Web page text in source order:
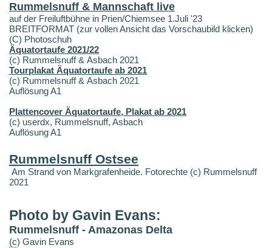
Rummelsnuff & Mannschaft live
auf der Freiluftbühne in Prien/Chiemsee 1.Juli '23
BREITFORMAT (zur vollen Ansicht das Vorschaubild klicken)
(C) Photoschuh
Äquatortaufe 2021/22
(c) Rummelsnuff & Asbach 2021
Tourplakat Äquatortaufe ab 2021
(c) Rummelsnuff & Asbach 2021
Auflösung A1
Plattencover Äquatortaufe, Plakat ab 2021
(c) userdx, Rummelsnuff, Asbach
Auflösung A1
Rummelsnuff Ostsee
Am Strand von Markgrafenheide. Fotorechte (c) Rummelsnuff
2021
Photo by Gavin Evans:
Rummelsnuff - Amazonas Delta
(c) Gavin Evans